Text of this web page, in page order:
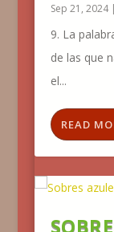
Sep 21, 2024|
9. La
de las que
el...
READ